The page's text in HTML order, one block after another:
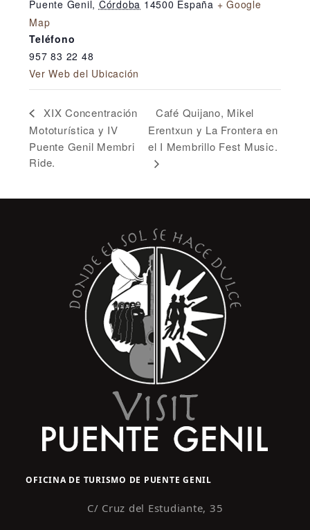
Puente Genil, Córdoba 14500 España + Google
Map
Teléfono
957 83 22 48
Ver Web del Ubicación
XIX Concentración
Mototurística y IV
Puente Genil Membri
Ride.
Café Quijano, Mikel
Erentxun y La Frontera en
el I Membrillo Fest Music.
OFICINA DE TURISMO DE PUENTE GENIL
C/ Cruz del Estudiante, 35